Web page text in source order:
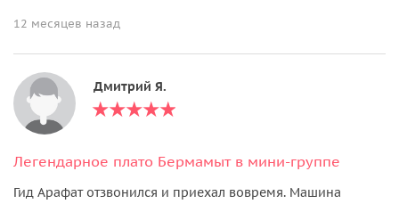
12 месяцев назад
Дмитрий Я.
Легендарное плато Бермамыт в мини-группе
Гид Арафат отзвонился и приехал вовремя. Машина